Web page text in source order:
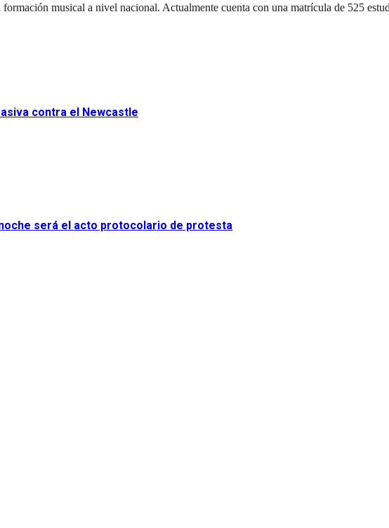
musical a nivel nacional. Actualmente cuenta con una matrícula de 525
contra el Newcastle
será el acto protocolario de protesta